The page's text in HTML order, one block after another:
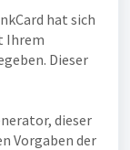
hat sich
Ihrem
Dieser
dieser
Vorgaben der